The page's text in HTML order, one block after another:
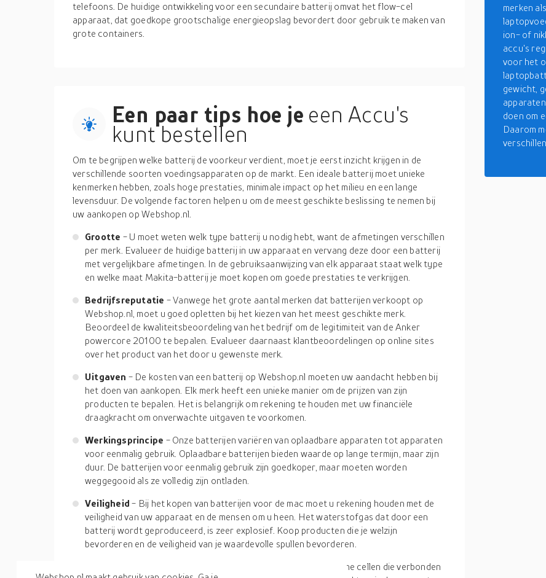
telefoons. De huidige ontwikkeling voor een secundaire batterij omvat het flow-cel
apparaat, dat goedkope grootschalige energieopslag bevordert door gebruik te maken van
grote containers.
Een paar tips hoe je een Accu's
kunt bestellen
Om te begrijpen welke batterij de voorkeur verdient, moet je eerst inzicht krijgen in de
verschillende soorten voedingsapparaten op de markt. Een ideale batterij moet unieke
kenmerken hebben, zoals hoge prestaties, minimale impact op het milieu en een lange
levensduur. De volgende factoren helpen u om de meest geschikte beslissing te nemen bij
uw aankopen op Webshop.nl.
Grootte - U moet weten welk type batterij u nodig hebt, want de afmetingen verschillen
per merk. Evalueer de huidige batterij in uw apparaat en vervang deze door een batterij
met vergelijkbare afmetingen. In de gebruiksaanwijzing van elk apparaat staat welk type
en welke maat Makita-batterij je moet kopen om goede prestaties te verkrijgen.
Bedrijfsreputatie - Vanwege het grote aantal merken dat batterijen verkoopt op
Webshop.nl, moet u goed opletten bij het kiezen van het meest geschikte merk.
Beoordeel de kwaliteitsbeoordeling van het bedrijf om de legitimiteit van de Anker
powercore 20100 te bepalen. Evalueer daarnaast klantbeoordelingen op online sites
over het product van het door u gewenste merk.
Uitgaven - De kosten van een batterij op Webshop.nl moeten uw aandacht hebben bij
het doen van aankopen. Elk merk heeft een unieke manier om de prijzen van zijn
producten te bepalen. Het is belangrijk om rekening te houden met uw financiële
draagkracht om onverwachte uitgaven te voorkomen.
Werkingsprincipe - Onze batterijen variëren van oplaadbare apparaten tot apparaten
voor eenmalig gebruik. Oplaadbare batterijen bieden waarde op lange termijn, maar zijn
duur. De batterijen voor eenmalig gebruik zijn goedkoper, maar moeten worden
weggegooid als ze volledig zijn ontladen.
Veiligheid- Bij het kopen van batterijen voor de mac moet u rekening houden met de
veiligheid van uw apparaat en de mensen om u heen. Het waterstofgas dat door een
batterij wordt geproduceerd, is zeer explosief. Koop producten die je welzijn
bevorderen en de veiligheid van je waardevolle spullen bevorderen.
Batterijen zijn apparaten die bestaan uit meerdere elektrochemische cellen die verbonden
merken
ion- of
accu's
voor het
gewicht,
doen om
Daarom